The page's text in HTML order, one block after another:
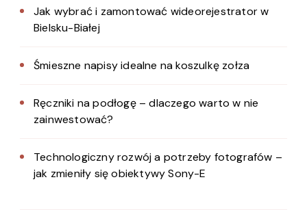
Jak wybrać i zamontować wideorejestrator w
Bielsku-Białej
Śmieszne napisy idealne na koszulkę zołza
Ręczniki na podłogę – dlaczego warto w nie
zainwestować?
Technologiczny rozwój a potrzeby fotografów –
jak zmieniły się obiektywy Sony-E